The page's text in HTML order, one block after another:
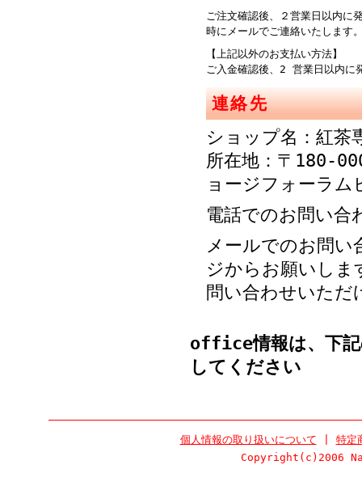
ご注文確認後、２営業日以内に
時にメールでご連絡
【上記以外のお支払い方法】
ご入金確認後、2 営業日以内に
連絡先
ショップ名：紅
所在地：〒180-
ョージフォーラム
電話でのお問い
メールでのお問い
ジからお願いしま
問い合わせいた
office情報は、
してください
個人情報の取り扱いについて
特定
Copyright(c)2006